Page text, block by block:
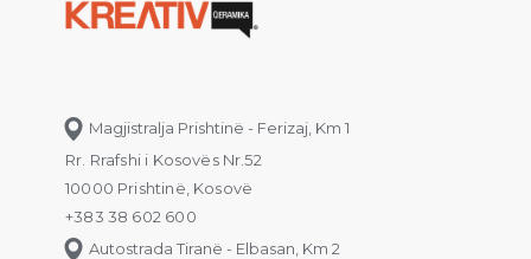
Magjistralja Prishtinë - Ferizaj, Km 1
Rr. Rrafshi i Kosovës Nr.52
10000 Prishtinë, Kosovë
+383 38 602 600
Autostrada Tiranë - Elbasan, Km 2